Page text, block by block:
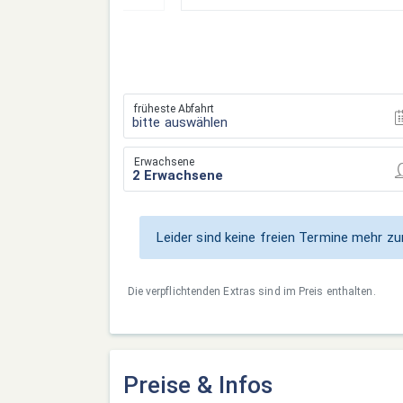
früheste Abfahrt
bitte auswählen
Erwachsene
Leider sind keine freien Termine mehr
Die verpflichtenden Extras sind im Preis enthalten.
Preise & Infos